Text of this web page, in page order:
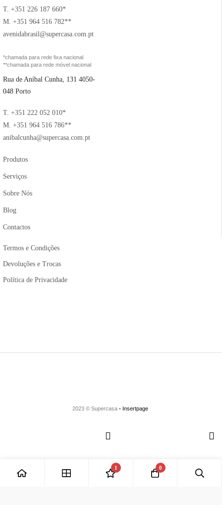
T. +351 226 187 660*
M. +351 964 516 782**
avenidabrasil@supercasa.com.pt
*chamada para rede fixa nacional
**chamada para rede móvel nacional
Rua de Aníbal Cunha, 131 4050-
048 Porto
T. +351 222 052 010*
M. +351 964 516 786**
anibalcunha@supercasa.com.pt
Produtos
Serviços
Sobre Nós
Blog
Contactos
Termos e Condições
Devoluções e Trocas
Política de Privacidade
2023 © Supercasa • Insertpage
1 0